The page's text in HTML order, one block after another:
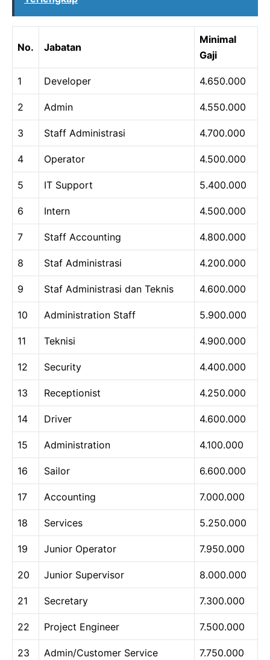
No. Jabatan
Minimal
Gaji
1 Developer 4.650.000
2 Admin 4.550.000
3 Staff Administrasi 4.700.000
4 Operator 4.500.000
5 IT Support 5.400.000
6 Intern 4.500.000
7 Staff Accounting 4.800.000
8 Staf Administrasi 4.200.000
9 Staf Administrasi dan Teknis 4.600.000
10 Administration Staff 5.900.000
11 Teknisi 4.900.000
12 Security 4.400.000
13 Receptionist 4.250.000
14 Driver 4.600.000
15 Administration 4.100.000
16 Sailor 6.600.000
17 Accounting 7.000.000
18 Services 5.250.000
19 Junior Operator 7.950.000
20 Junior Supervisor 8.000.000
21 Secretary 7.300.000
22 Project Engineer 7.500.000
23 Admin/Customer Service 7.750.000